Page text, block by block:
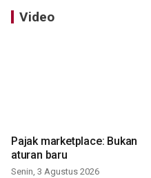
Video
Pajak marketplace: Bukan
aturan baru
Senin, 3 Agustus 2026